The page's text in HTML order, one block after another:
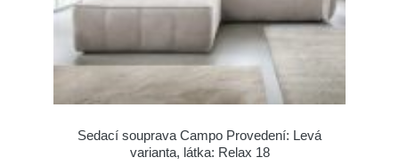
Sedací souprava Campo Provedení: Levá
varianta, látka: Relax 18